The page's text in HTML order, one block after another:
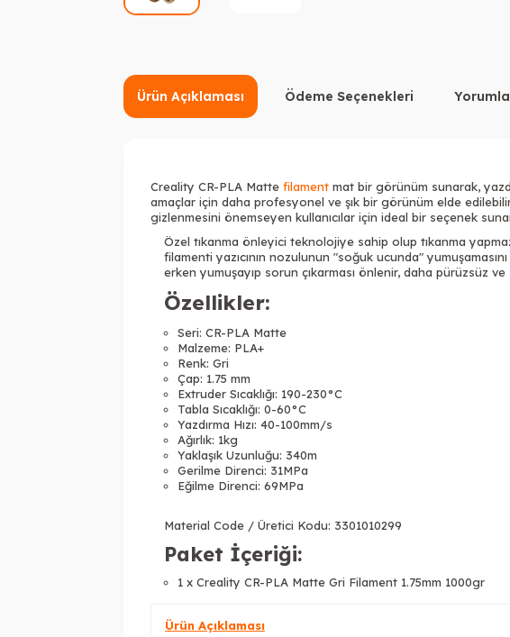
Ürün Açıklaması Ödeme Seçenekleri
Creality CR-PLA Matte filament mat bir görünüm sunarak,
amaçlar için daha profesyonel ve şık bir görünüm elde
gizlenmesini önemseyen kullanıcılar için ideal bir seçenek
Özel tıkanma önleyici teknolojiye sahip olup tıkanma
filamenti yazıcının nozulunun "soğuk ucunda"
erken yumuşayıp sorun çıkarması önlenir, daha pürüzsüz
Özellikler:
Seri: CR-PLA Matte
Malzeme: PLA+
Renk: Gri
Çap: 1.75 mm
Extruder Sıcaklığı: 190-230°C
Tabla Sıcaklığı: 0-60°C
Yazdırma Hızı: 40-100mm/s
Ağırlık: 1kg
Yaklaşık Uzunluğu: 340m
Gerilme Direnci: 31MPa
Eğilme Direnci: 69MPa
Material Code / Üretici Kodu: 3301010299
Paket İçeriği:
1 x Creality CR-PLA Matte Gri Filament 1.75mm 1000gr
Ürün Açıklaması